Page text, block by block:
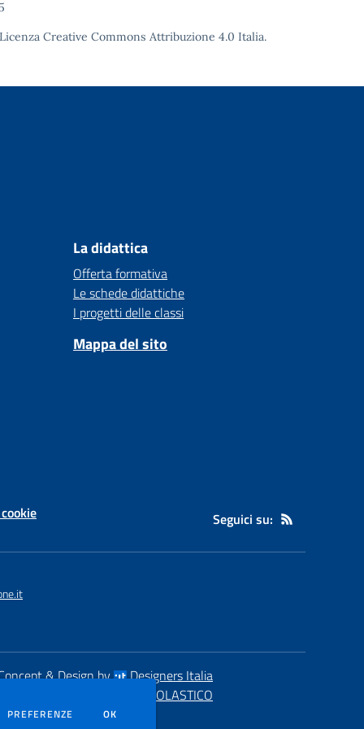
Licenza Creative Commons Attribuzione 4.0 Italia.
La didattica
Offerta formativa
Le schede didattiche
I progetti delle classi
Mappa del sito
Seguici su:
& Design by
Designers Italia
SCUOLASTICO
PREFERENZE DEI COOKIE
OK